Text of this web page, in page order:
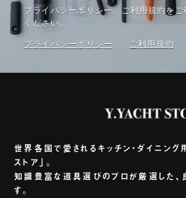
プライバシーポリシー、ご利⽤規約を
ください。
プライバシーポリシー ご利⽤規約
世界各国で愛されるキッチン・ダイニング
ストア」。
知識豊富な道具選びのプロが厳選した、
す。